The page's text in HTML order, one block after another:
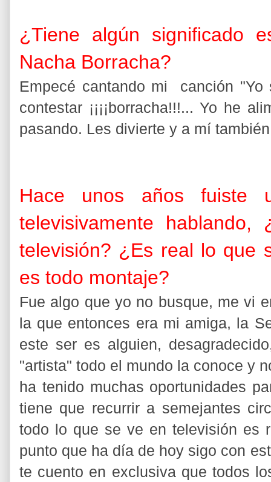
¿Tiene algún significado
Nacha Borracha?
Empecé cantando mi canción
contestar ¡¡¡¡borracha!!!... Yo he
pasando. Les divierte y a mí
Hace unos años fuiste
televisivamente
televisión? ¿Es real lo que
es todo montaje?
Fue algo que yo no busque, me vi
la que entonces era mi amiga, la
este ser es alguien,
"artista" todo el mundo la conoce y
ha tenido muchas oportunidades
tiene que recurrir a semejantes
todo lo que se ve en televisión es
punto que ha día de hoy sigo con
te cuento en exclusiva que todos